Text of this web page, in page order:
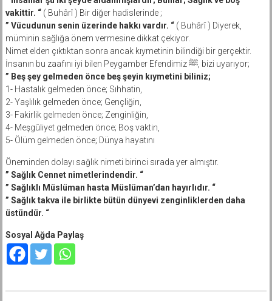
vakittir. “( Buhârî ) Bir diğer hadislerinde ;
” Vücudunun senin üzerinde hakkı vardır. “( Buhârî ) Diyerek,
müminin sağlığa önem vermesine dikkat çekiyor.
Nimet elden çıktıktan sonra ancak kıymetinin bilindiği bir gerçektir.
İnsanın bu zaafını iyi bilen Peygamber Efendimiz ﷺ, bizi uyarıyor;
” Beş şey gelmeden önce beş şeyin kıymetini biliniz;
1- Hastalık gelmeden önce; Sıhhatin,
2- Yaşlılık gelmeden önce; Gençliğin,
3- Fakirlik gelmeden önce; Zenginliğin,
4- Meşgûliyet gelmeden önce; Boş vaktin,
5- Ölüm gelmeden önce; Dünya hayatını
Öneminden dolayı sağlık nimeti birinci sırada yer almıştır.
” Sağlık Cennet nimetlerindendir. “
” Sağlıklı Müslüman hasta Müslüman’dan hayırlıdır. “
” Sağlık takva ile birlikte bütün dünyevi zenginliklerden daha
üstündür. “
Sosyal Ağda Paylaş